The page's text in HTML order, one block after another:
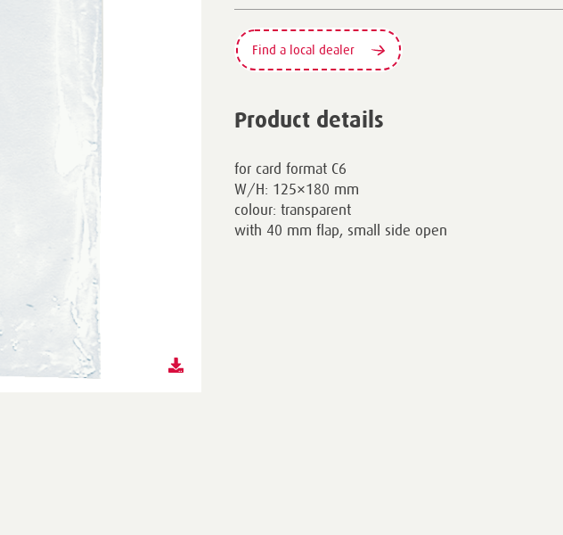
Find a local dealer
Product details
for card format C6
W/H: 125×180 mm
colour: transparent
with 40 mm flap, small side open